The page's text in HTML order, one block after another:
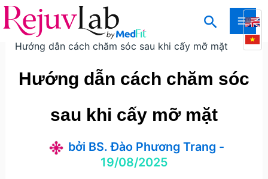
Nhảy
tới
Tìm
kiếm
Trang chủ Kiến thức
Kiến thức thẩm mỹ da
Hướng dẫn cách chăm sóc sau khi cấy mỡ mặt
Hướng dẫn cách chăm sóc
sau khi cấy mỡ mặt
bởi BS. Đào Phương Trang -
19/08/2025